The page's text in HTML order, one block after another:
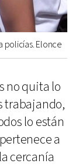
policías. Elonce
no quita lo
trabajando,
lo están
a
cercanía